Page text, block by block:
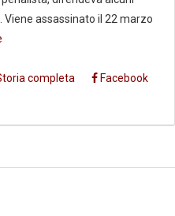
assassinato il 22 marzo
completa
Facebook